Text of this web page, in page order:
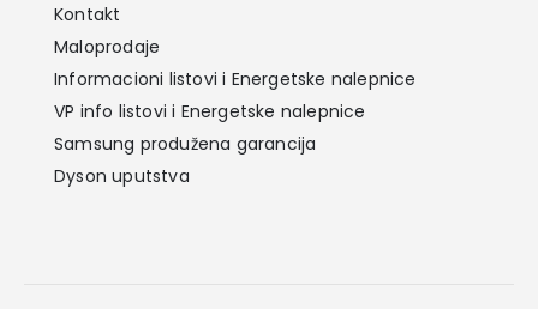
Kontakt
Maloprodaje
Informacioni listovi i Energetske nalepnice
VP info listovi i Energetske nalepnice
Samsung produžena garancija
Dyson uputstva